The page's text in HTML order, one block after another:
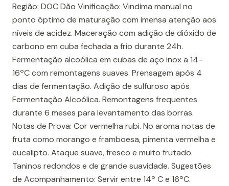
Região: DOC Dão Vinificação: Vindima manual no
ponto óptimo de maturação com imensa atenção aos
níveis de acidez. Maceração com adição de dióxido de
carbono em cuba fechada a frio durante 24h.
Fermentação alcoólica em cubas de aço inox a 14-
16ºC com remontagens suaves. Prensagem após 4
dias de fermentação. Adição de sulfuroso após
Fermentação Alcoólica. Remontagens frequentes
durante 6 meses para levantamento das borras.
Notas de Prova: Cor vermelha rubi. No aroma notas de
fruta como morango e framboesa, pimenta vermelha e
eucalipto. Ataque suave, fresco e muito frutado.
Taninos redondos e de grande suavidade. Sugestões
de Acompanhamento: Servir entre 14º C e 16ºC.